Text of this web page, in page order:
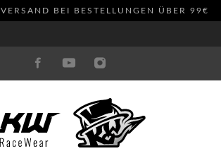
VERSAND BEI BESTELLUNGEN ÜBER 99€